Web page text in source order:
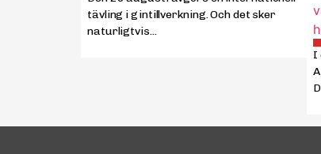
tävling i gintillverkning. Och det sker
naturligtvis...
I